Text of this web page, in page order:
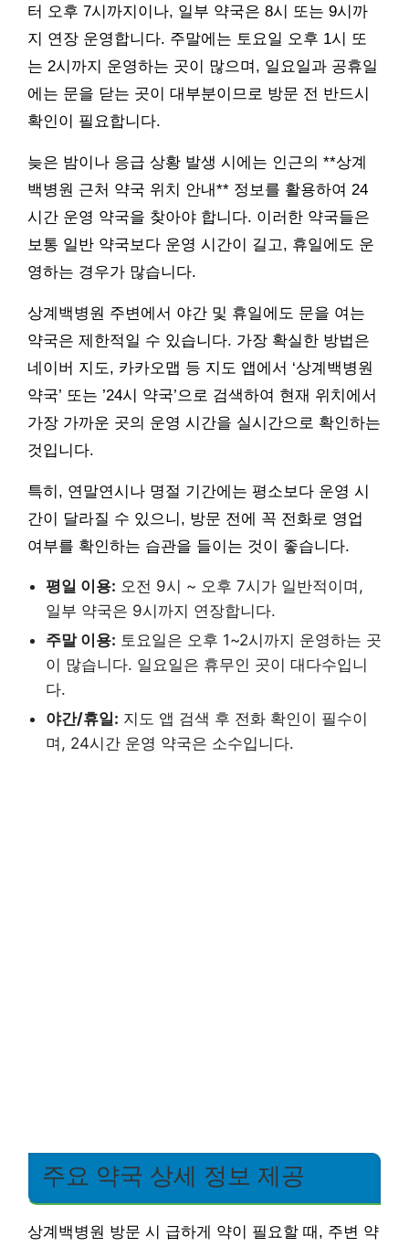
터 오후 7시까지이나, 일부 약국은 8시 또는 9시까
지 연장 운영합니다. 주말에는 토요일 오후 1시 또
는 2시까지 운영하는 곳이 많으며, 일요일과 공휴일
에는 문을 닫는 곳이 대부분이므로 방문 전 반드시
확인이 필요합니다.
늦은 밤이나 응급 상황 발생 시에는 인근의 **상계
백병원 근처 약국 위치 안내** 정보를 활용하여 24
시간 운영 약국을 찾아야 합니다. 이러한 약국들은
보통 일반 약국보다 운영 시간이 길고, 휴일에도 운
영하는 경우가 많습니다.
상계백병원 주변에서 야간 및 휴일에도 문을 여는
약국은 제한적일 수 있습니다. 가장 확실한 방법은
네이버 지도, 카카오맵 등 지도 앱에서 ‘상계백병원
약국’ 또는 ’24시 약국’으로 검색하여 현재 위치에서
가장 가까운 곳의 운영 시간을 실시간으로 확인하는
것입니다.
특히, 연말연시나 명절 기간에는 평소보다 운영 시
간이 달라질 수 있으니, 방문 전에 꼭 전화로 영업
여부를 확인하는 습관을 들이는 것이 좋습니다.
평일 이용: 오전 9시 ~ 오후 7시가 일반적이며,
일부 약국은 9시까지 연장합니다.
주말 이용: 토요일은 오후 1~2시까지 운영하는 곳
이 많습니다. 일요일은 휴무인 곳이 대다수입니
다.
야간/휴일: 지도 앱 검색 후 전화 확인이 필수이
며, 24시간 운영 약국은 소수입니다.
주요 약국 상세 정보 제공
상계백병원 방문 시 급하게 약이 필요할 때, 주변 약